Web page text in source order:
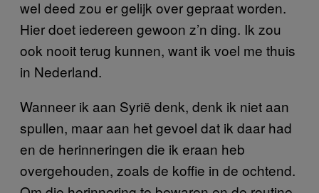
wel deed zou er gelijk over gepraat worden.
Hier doet iedereen gewoon z’n ding. Ik zou
ook nooit terug kunnen, want ik voel me thuis
in Nederland.
Wanneer ik aan Syrië denk, denk ik niet aan
spullen, maar aan het gevoel dat ik daar had
en de herinneringen die ik eraan heb
overgehouden, zoals de koffie in de ochtend.